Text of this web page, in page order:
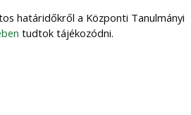
határidőkről a Központi Tanulmányi
tudtok tájékozódni.